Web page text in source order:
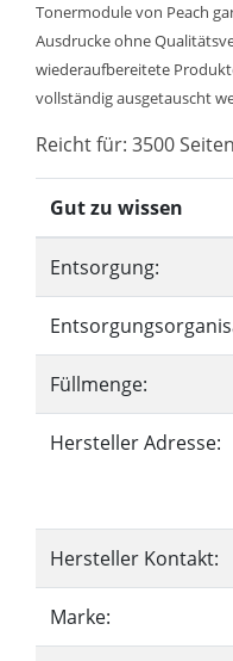
Tonermodule von Peach
Ausdrucke ohne
wiederaufbereitete
vollständig ausgetauscht
Reicht für: 3500
Gut zu wissen
Entsorgung:
Füllmenge:
Hersteller Adresse:
Hersteller Kontakt:
Marke: